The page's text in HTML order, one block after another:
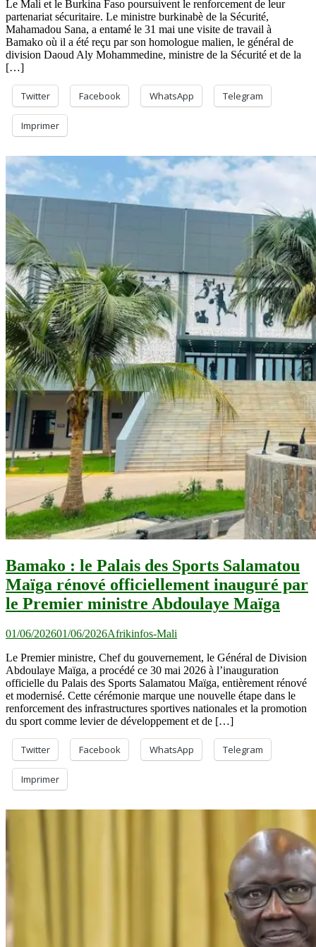
Le Mali et le Burkina Faso poursuivent le renforcement de leur
partenariat sécuritaire. Le ministre burkinabè de la Sécurité,
Mahamadou Sana, a entamé le 31 mai une visite de travail à
Bamako où il a été reçu par son homologue malien, le général de
division Daoud Aly Mohammedine, ministre de la Sécurité et de la
[…]
Twitter Facebook WhatsApp Telegram
Imprimer
Bamako : le Palais des Sports Salamatou
Maïga rénové officiellement inauguré par
le Premier ministre Abdoulaye Maïga
01/06/202601/06/2026Afrikinfos-Mali
Le Premier ministre, Chef du gouvernement, le Général de Division
Abdoulaye Maïga, a procédé ce 30 mai 2026 à l’inauguration
officielle du Palais des Sports Salamatou Maïga, entièrement rénové
et modernisé. Cette cérémonie marque une nouvelle étape dans le
renforcement des infrastructures sportives nationales et la promotion
du sport comme levier de développement et de […]
Twitter Facebook WhatsApp Telegram
Imprimer